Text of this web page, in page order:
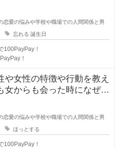
ね。忘れて
恋愛の悩みや学校や職場での人間関係と男
忘れる 誕生日
100PayPay！
！
女性の特徴や行動を教え
女からも会った時になぜだ
の人ってい
恋愛の悩みや学校や職場での人間関係と男
ほっとする
100PayPay！